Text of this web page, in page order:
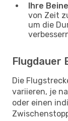
Ihre
von Zeit
um die
Flugdauer
Die
variieren, je
oder einen